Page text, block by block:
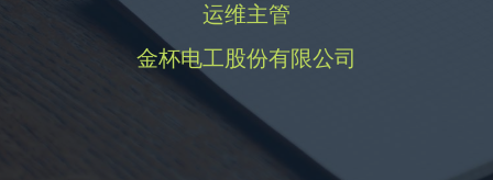
运维主管
金杯电工股份有限公司